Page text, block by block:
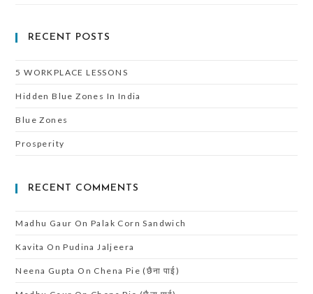
RECENT POSTS
5 WORKPLACE LESSONS
Hidden Blue Zones In India
Blue Zones
Prosperity
RECENT COMMENTS
Madhu Gaur OnPalak Corn Sandwich
Kavita OnPudina Jaljeera
Neena Gupta On Chena Pie (छैना पाई)